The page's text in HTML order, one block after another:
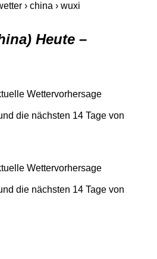
› china › wuxi
Heute –
Wettervorhersage
die nächsten 14 Tage von
Wettervorhersage
die nächsten 14 Tage von